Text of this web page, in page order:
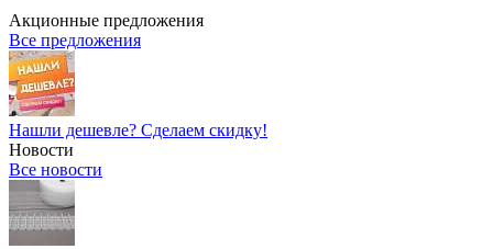
Акционные предложения
Все предложения
Нашли дешевле? Сделаем скидку!
Новости
Все новости